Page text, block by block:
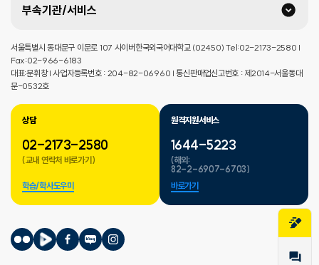
부속기관/서비스
서울특별시 동대문구 이문로 107 사이버한국외국어대학교 (02450) Tel:02-2173-2580 |
Fax:02-966-6183
대표:문휘창 | 사업자등록번호 : 204-82-06960 | 통신판매업신고번호 : 제2014-서울동대
문-0532호
상담
02-2173-2580
(교내 연락처 바로가기)
학습/학사도우미
원격지원서비스
1644-5223
(해외:
82-2-6907-6703)
바로가기